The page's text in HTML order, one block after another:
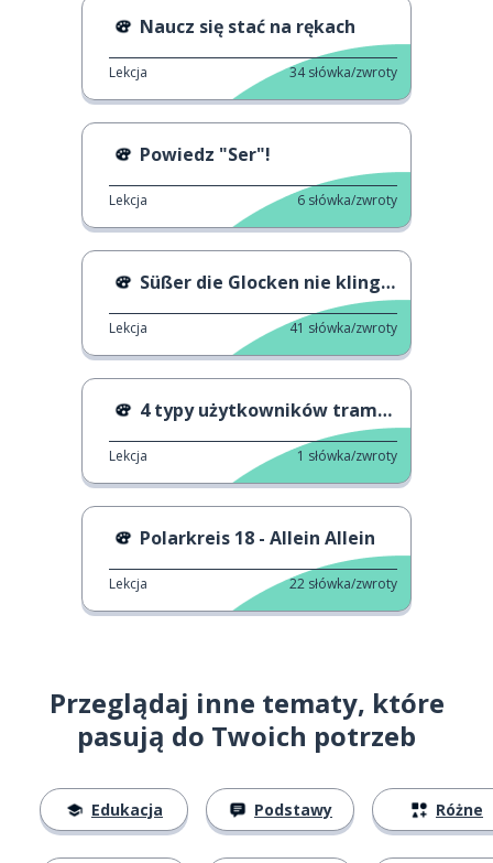
Naucz się stać na rękach
Lekcja 34 słówka/zwroty
Powiedz "Ser"!
Lekcja 6 słówka/zwroty
Süßer die Glocken nie klingen
Lekcja 41 słówka/zwroty
4 typy użytkowników trampoliny
Lekcja 1 słówka/zwroty
Polarkreis 18 - Allein Allein
Lekcja 22 słówka/zwroty
Przeglądaj inne tematy, które
pasują do Twoich potrzeb
Edukacja Podstawy Różne